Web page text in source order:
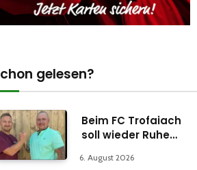
gelesen?
Beim FC Trofaiach
soll wieder Ruhe
6. August 2026